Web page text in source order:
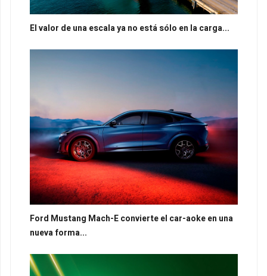
El valor de una escala ya no está sólo en la carga...
Ford Mustang Mach-E convierte el car-aoke en una
nueva forma...